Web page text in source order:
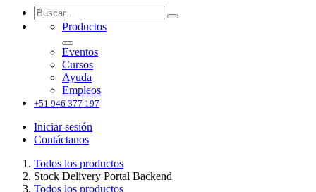
Productos
Eventos
Cursos
Ayuda
Empleos
+51 946 377 197
Iniciar sesión
Contáctanos
Todos los productos
Stock Delivery Portal Backend
Todos los productos